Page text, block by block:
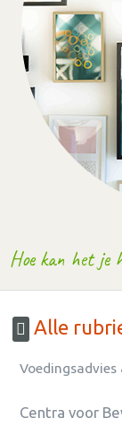
Hoe kan het je
Alle
Voedingsadvies
Centra voor